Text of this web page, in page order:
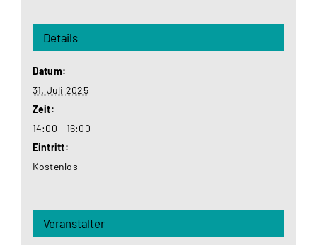
Details
Datum:
31. Juli 2025
Zeit:
14:00 - 16:00
Eintritt:
Kostenlos
Veranstalter